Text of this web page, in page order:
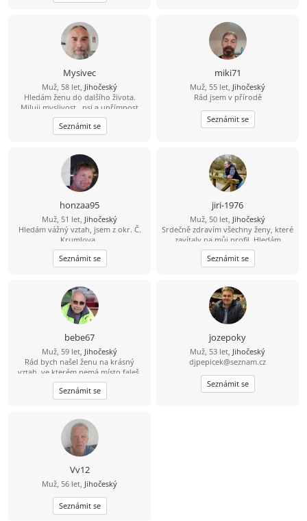
Mysivec
Muž, 58 let, Jihočeský
Hledám ženu do dalšího života.
Miluji myslivost , psi a upřímnost
Seznámit se
miki71
Muž, 55 let, Jihočeský
Rád jsem v přírodě
Seznámit se
honzaa95
Muž, 51 let, Jihočeský
Hledám vážný vztah, jsem z okr. Č.
Krumlova,.
Seznámit se
jiri-1976
Muž, 50 let, Jihočeský
Srdečně zdravím všechny ženy, které
zavítaly na můj profil. Hledám
pohodovou ženu, která pečuje o své
tělo i duši, žije vědomě a aktivně.
Jsem člověk, který ví, že hledá jednu
ladit myšlením i životním stylem.
Miluju přírodu, zvířata a výlety tam,
kde je ticho, čerstvý vzduch a pěkný
výhled do krajiny. Východy i západy
slunce jsou pro mě malý rituál. Rád
spím někdy pod širákem u jezer, řek
a lesních pramenů. Občas chodím
bosky - i přes žhavé uhlíky. A hotel s
bazénem? Ten si taky užiju. Už přes
deset let si peču kváskový žitný
chleba. Naučil mě, že dobré věci
Seznámit se
bebe67
Muž, 59 let, Jihočeský
Rád bych našel ženu na krásný
vztah, ve kterém nemá místo faleš.
Ženu které bych mohl věřit.
Seznámit se
jozepoky
Muž, 53 let, Jihočeský
djpepicek@seznam.cz
Seznámit se
Vv12
Muž, 56 let, Jihočeský
Seznámit se